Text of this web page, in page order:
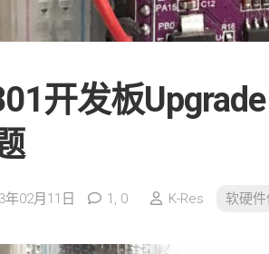
开发板
年02月11日 1, 0 K-Res 软硬件